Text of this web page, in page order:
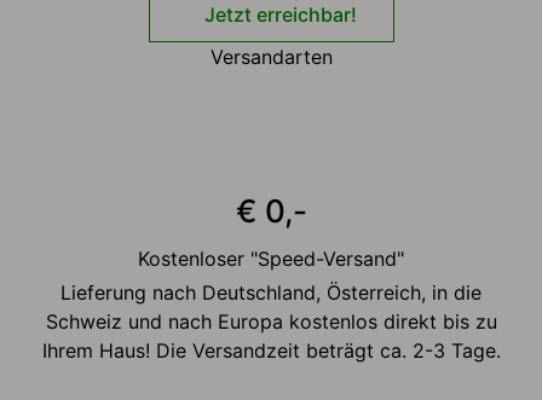
Jetzt erreichbar!
Versandarten
€ 0,-
Kostenloser "Speed-Versand"
Lieferung nach Deutschland, Österreich, in die
Schweiz und nach Europa kostenlos direkt bis zu
Ihrem Haus! Die Versandzeit beträgt ca. 2-3 Tage.